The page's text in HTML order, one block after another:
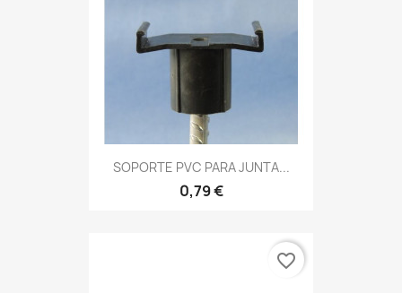
SOPORTE PVC PARA JUNTA...
0,79 €
favorite_border